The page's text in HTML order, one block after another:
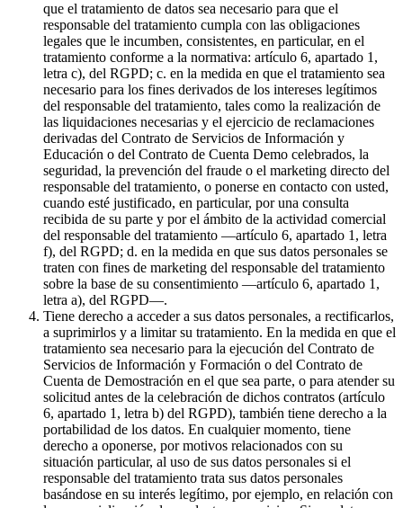
que el tratamiento de datos sea necesario para que el
responsable del tratamiento cumpla con las obligaciones
legales que le incumben, consistentes, en particular, en el
tratamiento conforme a la normativa: artículo 6, apartado 1,
letra c), del RGPD; c. en la medida en que el tratamiento sea
necesario para los fines derivados de los intereses legítimos
del responsable del tratamiento, tales como la realización de
las liquidaciones necesarias y el ejercicio de reclamaciones
derivadas del Contrato de Servicios de Información y
Educación o del Contrato de Cuenta Demo celebrados, la
seguridad, la prevención del fraude o el marketing directo del
responsable del tratamiento, o ponerse en contacto con usted,
cuando esté justificado, en particular, por una consulta
recibida de su parte y por el ámbito de la actividad comercial
del responsable del tratamiento —artículo 6, apartado 1, letra
f), del RGPD; d. en la medida en que sus datos personales se
traten con fines de marketing del responsable del tratamiento
sobre la base de su consentimiento —artículo 6, apartado 1,
letra a), del RGPD—.
Tiene derecho a acceder a sus datos personales, a rectificarlos,
a suprimirlos y a limitar su tratamiento. En la medida en que el
tratamiento sea necesario para la ejecución del Contrato de
Servicios de Información y Formación o del Contrato de
Cuenta de Demostración en el que sea parte, o para atender su
solicitud antes de la celebración de dichos contratos (artículo
6, apartado 1, letra b) del RGPD), también tiene derecho a la
portabilidad de los datos. En cualquier momento, tiene
derecho a oponerse, por motivos relacionados con su
situación particular, al uso de sus datos personales si el
responsable del tratamiento trata sus datos personales
basándose en su interés legítimo, por ejemplo, en relación con